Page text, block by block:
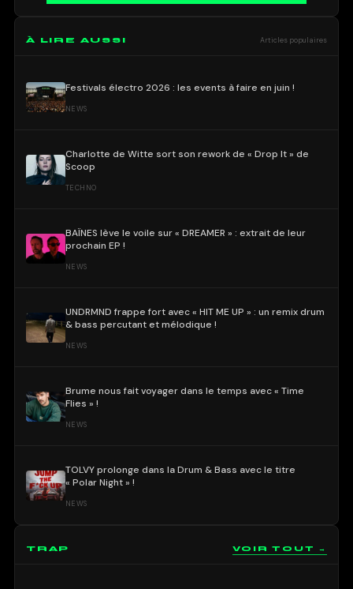
À LIRE AUSSI Articles populaires
Festivals électro 2026 : les events à faire en juin !
NEWS
Charlotte de Witte sort son rework de « Drop It » de
Scoop
TECHNO
BAÏNES lève le voile sur « DREAMER » : extrait de leur
prochain EP !
NEWS
UNDRMND frappe fort avec « HIT ME UP » : un remix drum
& bass percutant et mélodique !
NEWS
Brume nous fait voyager dans le temps avec « Time
Flies » !
NEWS
TOLVY prolonge dans la Drum & Bass avec le titre
« Polar Night » !
NEWS
TRAP VOIR TOUT →